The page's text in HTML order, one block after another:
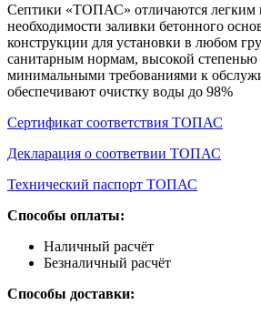
Септики «ТОПАС» отличаются легким
необходимости заливки бетонного
конструкции для установки в любом
санитарным нормам, высокой степенью
минимальными требованиями к
обеспечивают очистку воды до 98%
Сертификат соответствия ТОПАС
Декларация о соответвии ТОПАС
Технический паспорт ТОПАС
Способы оплаты:
Наличный расчёт
Безналичный расчёт
Способы доставки: